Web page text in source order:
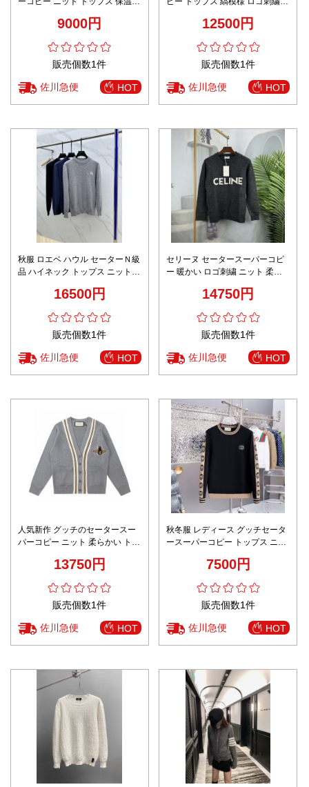
9000円
販売個数1件
佐川急便 HOT
12500円
販売個数1件
佐川急便 HOT
秋服 ロエベ ハウル セーターＮ級
品 ハイネック トップス ニット素
16500円
販売個数1件
佐川急便 HOT
セリーヌ セータースーパーコピ
ー 暖かい ロゴ刺繍 ニット 柔ら
14750円
販売個数1件
佐川急便 HOT
人気新作 グッチのセータースー
パーコピー ニット 柔らかい トッ
13750円
販売個数1件
佐川急便 HOT
秋冬服 レディース グッチセータ
ースーパーコピー トップス ニッ
7500円
販売個数1件
佐川急便 HOT